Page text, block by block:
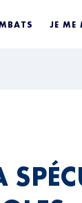
JE ME